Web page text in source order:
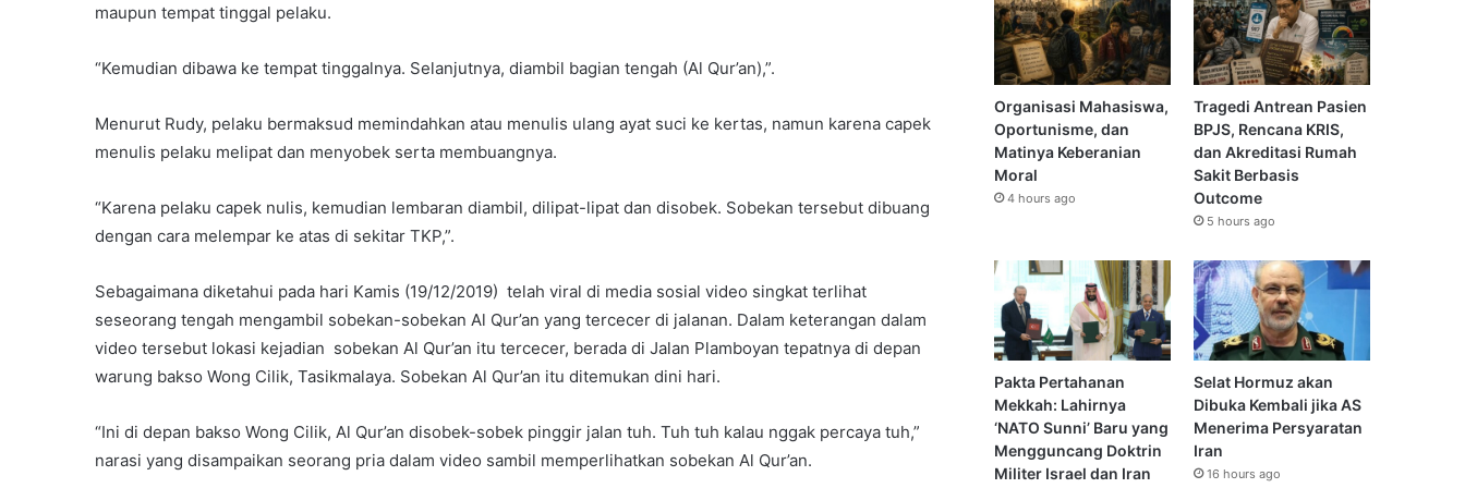
maupun tempat tinggal pelaku.
“Kemudian dibawa ke tempat tinggalnya. Selanjutnya, diambil bagian tengah (Al Qur’an),”.
Menurut Rudy, pelaku bermaksud memindahkan atau menulis ulang ayat suci ke kertas, namun karena capek
menulis pelaku melipat dan menyobek serta membuangnya.
“Karena pelaku capek nulis, kemudian lembaran diambil, dilipat-lipat dan disobek. Sobekan tersebut dibuang
dengan cara melempar ke atas di sekitar TKP,”.
Sebagaimana diketahui pada hari Kamis (19/12/2019) telah viral di media sosial video singkat terlihat
seseorang tengah mengambil sobekan-sobekan Al Qur’an yang tercecer di jalanan. Dalam keterangan dalam
video tersebut lokasi kejadian sobekan Al Qur’an itu tercecer, berada di Jalan Plamboyan tepatnya di depan
warung bakso Wong Cilik, Tasikmalaya. Sobekan Al Qur’an itu ditemukan dini hari.
“Ini di depan bakso Wong Cilik, Al Qur’an disobek-sobek pinggir jalan tuh. Tuh tuh kalau nggak percaya tuh,”
narasi yang disampaikan seorang pria dalam video sambil memperlihatkan sobekan Al Qur’an.
Organisasi Mahasiswa,
Oportunisme, dan
Matinya Keberanian
Moral
4 hours ago
Tragedi Antrean Pasien
BPJS, Rencana KRIS,
dan Akreditasi Rumah
Sakit Berbasis
Outcome
5 hours ago
Pakta Pertahanan
Mekkah: Lahirnya
‘NATO Sunni’ Baru yang
Mengguncang Doktrin
Militer Israel dan Iran
Selat Hormuz akan
Dibuka Kembali jika AS
Menerima Persyaratan
Iran
16 hours ago